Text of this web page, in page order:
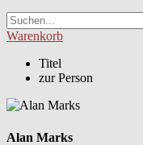
Warenkorb
Titel
zur Person
Alan Marks